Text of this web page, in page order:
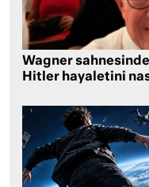
Wagner
Hitler hayaletini